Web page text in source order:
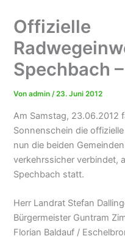
Offizielle
Spechbach
Vonadmin/23. Juni 2012
Am Samstag, 23.06.2012
Sonnenschein die
nun die beiden
verkehrssicher verbindet,
Spechbach statt.
Herr Landrat Stefan
Bürgermeister Guntram
Florian Baldauf /